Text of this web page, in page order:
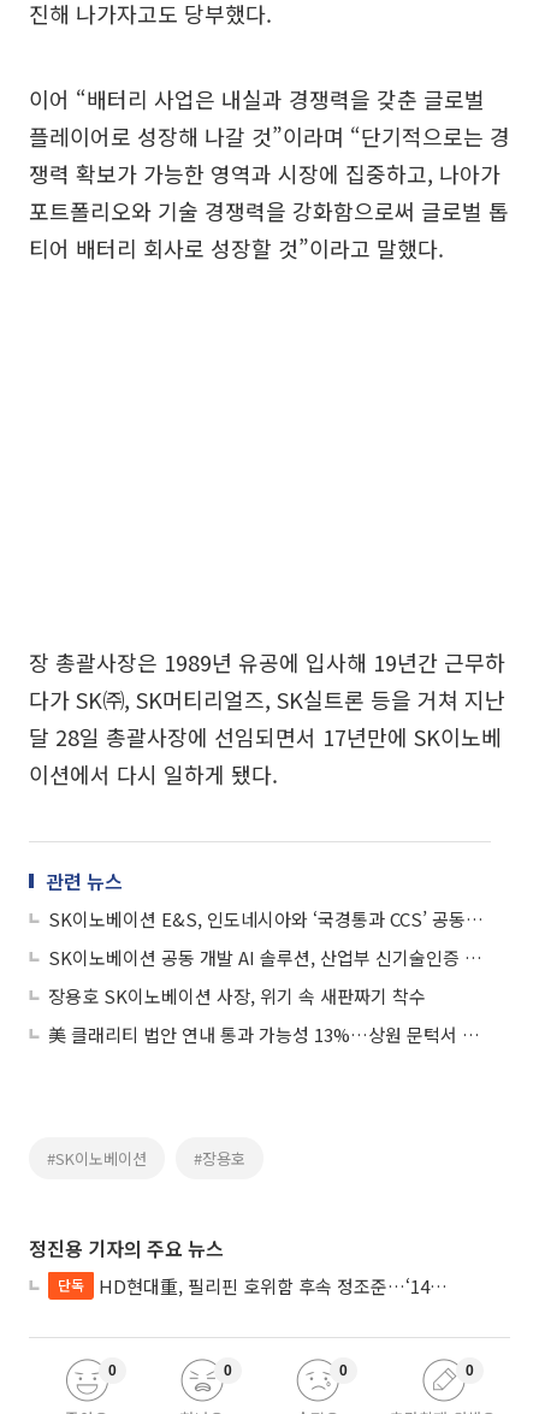
진해 나가자고도 당부했다.
이어 “배터리 사업은 내실과 경쟁력을 갖춘 글로벌
플레이어로 성장해 나갈 것”이라며 “단기적으로는 경
쟁력 확보가 가능한 영역과 시장에 집중하고, 나아가
포트폴리오와 기술 경쟁력을 강화함으로써 글로벌 톱
티어 배터리 회사로 성장할 것”이라고 말했다.
장 총괄사장은 1989년 유공에 입사해 19년간 근무하
다가 SK㈜, SK머티리얼즈, SK실트론 등을 거쳐 지난
달 28일 총괄사장에 선임되면서 17년만에 SK이노베
이션에서 다시 일하게 됐다.
관련 뉴스
SK이노베이션 E&S, 인도네시아와 ‘국경통과 CCS’ 공동연구 나선다
SK이노베이션 공동 개발 AI 솔루션, 산업부 신기술인증 첫 획득
장용호 SK이노베이션 사장, 위기 속 새판짜기 착수
美 클래리티 법안 연내 통과 가능성 13%…상원 문턱서 제동
#SK이노베이션 #장용호
정진용 기자의 주요 뉴스
단독 HD현대重, 필리핀 호위함 후속 정조준…‘14척+α’ 싹쓸이 노린다
0 0 0 0